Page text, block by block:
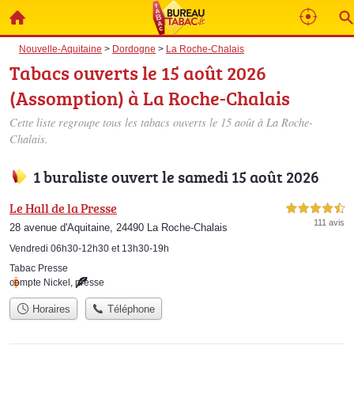
Nouvelle-Aquitaine > Dordogne > La Roche-Chalais
Tabacs ouverts le 15 août 2026
(Assomption) à La Roche-Chalais
Cette liste regroupe tous les tabacs ouverts le 15 août à La Roche-
Chalais.
1 buraliste ouvert le samedi 15 août 2026
Le Hall de la Presse
28 avenue d'Aquitaine, 24490 La Roche-Chalais
Vendredi 06h30-12h30 et 13h30-19h
4,5 étoiles sur 5
111 avis
Tabac Presse
compte Nickel , presse
Horaires Téléphone